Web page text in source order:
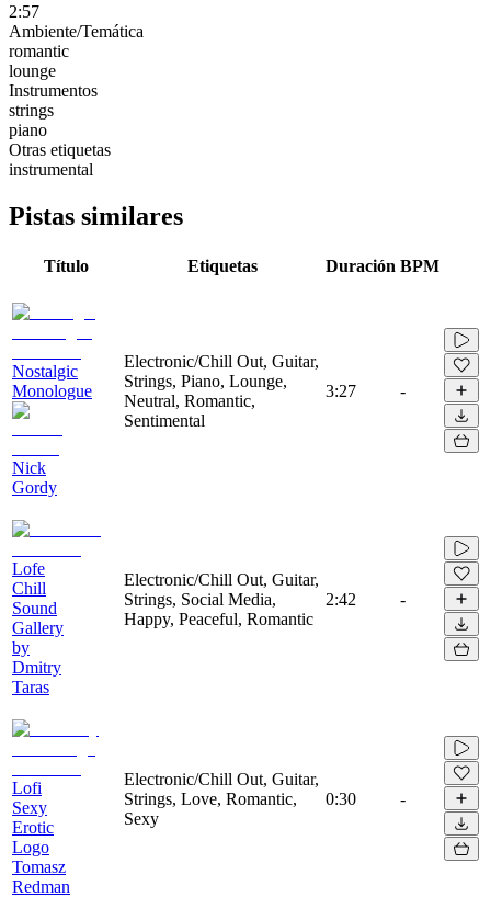
2:57
Ambiente/Temática
romantic
lounge
Instrumentos
strings
piano
Otras etiquetas
instrumental
Pistas similares
Título Etiquetas Duración BPM
Nostalgic
Monologue
Nick
Gordy
Electronic/Chill Out, Guitar,
Strings, Piano, Lounge,
Neutral, Romantic,
Sentimental
3:27 -
Lofe
Chill
Sound
Gallery
by
Dmitry
Taras
Electronic/Chill Out, Guitar,
Strings, Social Media,
Happy, Peaceful, Romantic
2:42 -
Lofi
Sexy
Erotic
Logo
Tomasz
Redman
Electronic/Chill Out, Guitar,
Strings, Love, Romantic,
Sexy
0:30 -